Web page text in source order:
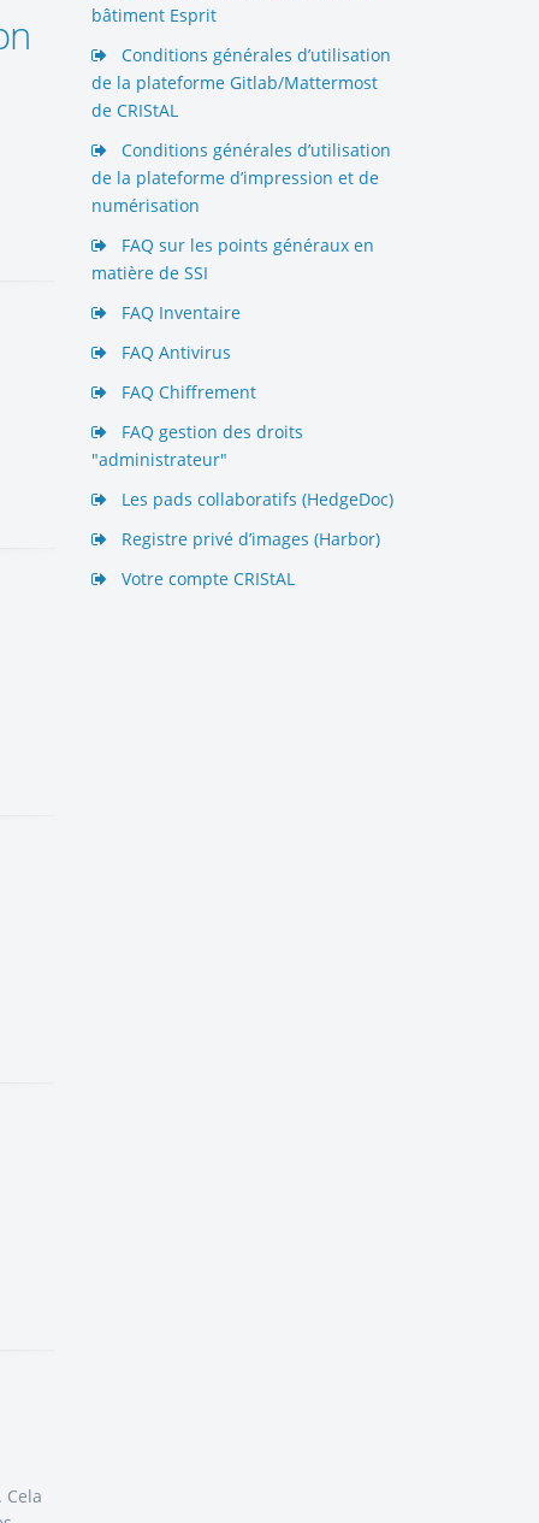
bâtiment Esprit
Conditions générales d’utilisation
de la plateforme Gitlab/Mattermost
de CRIStAL
Conditions générales d’utilisation
de la plateforme d’impression et de
numérisation
FAQ sur les points généraux en
matière de SSI
FAQ Inventaire
FAQ Antivirus
FAQ Chiffrement
FAQ gestion des droits
"administrateur"
Les pads collaboratifs (HedgeDoc)
Registre privé d’images (Harbor)
Votre compte CRIStAL